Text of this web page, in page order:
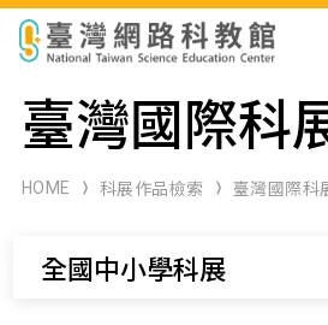
科展作品檢索
科學研習月刊
臺灣國際科
HOME 科展作品檢索 臺灣國際科
全國中小學科展